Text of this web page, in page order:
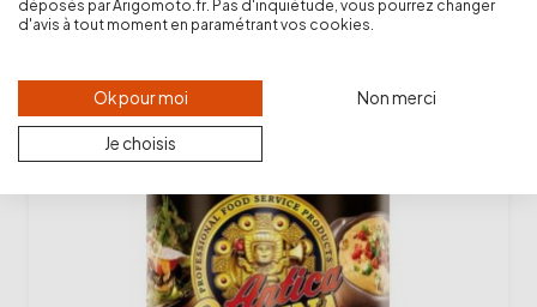
déposés par Arigomoto.fr. Pas d'inquiétude, vous pourrez changer
d'avis à tout moment en paramétrant vos cookies.
Ok pour moi Non merci
Je choisis